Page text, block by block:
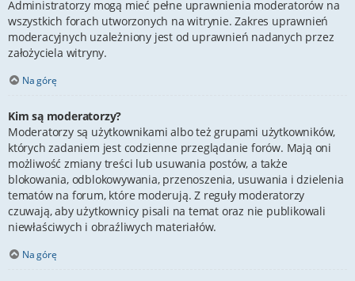
Administratorzy mogą mieć pełne uprawnienia moderatorów na
wszystkich forach utworzonych na witrynie. Zakres uprawnień
moderacyjnych uzależniony jest od uprawnień nadanych przez
założyciela witryny.
Na górę
Kim są moderatorzy?
Moderatorzy są użytkownikami albo też grupami użytkowników,
których zadaniem jest codzienne przeglądanie forów. Mają oni
możliwość zmiany treści lub usuwania postów, a także
blokowania, odblokowywania, przenoszenia, usuwania i dzielenia
tematów na forum, które moderują. Z reguły moderatorzy
czuwają, aby użytkownicy pisali na temat oraz nie publikowali
niewłaściwych i obraźliwych materiałów.
Na górę